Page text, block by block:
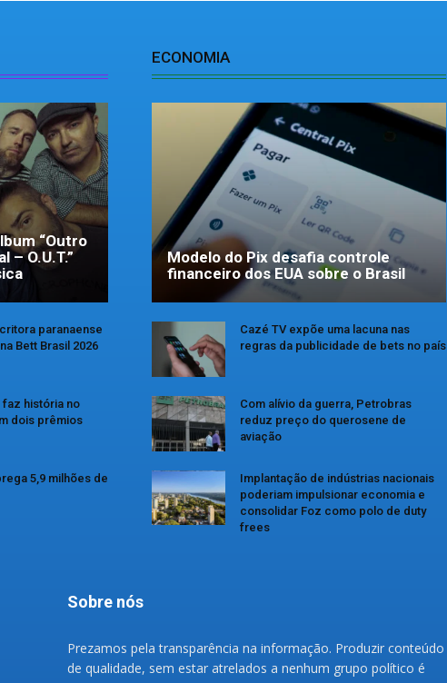
“Outro
– O.U.T.”
paranaense
Bett Brasil 2026
história no
dois prêmios
5,9 milhões de
ECONOMIA
Modelo do Pix desafia controle
financeiro dos EUA sobre o Brasil
Cazé TV expõe uma lacuna nas
regras da publicidade de bets no país
Com alívio da guerra, Petrobras
reduz preço do querosene de
aviação
Implantação de indústrias nacionais
poderiam impulsionar economia e
consolidar Foz como polo de duty
frees
Sobre nós
Prezamos pela transparência na informação. Produzir conteúdo
de qualidade, sem estar atrelados a nenhum grupo político é